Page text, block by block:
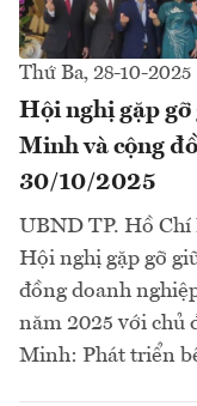
Thứ Ba, 28-10-2025
Hội nghị gặp gỡ
Minh và cộng
30/10/2025
UBND TP. Hồ Chí
Hội nghị gặp gỡ
đồng doanh
năm 2025 với chủ
Minh: Phát triển